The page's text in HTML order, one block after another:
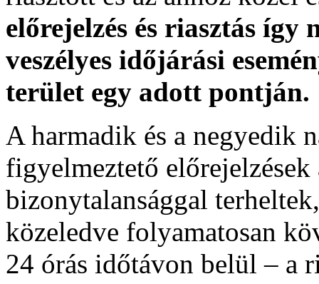
előrejelzés és riasztás
veszélyes időjárási
terület egy adott pontján.
A harmadik és a negyedik
figyelmeztető
bizonytalansággal
közeledve folyamatosan
24 órás időtávon belül – a